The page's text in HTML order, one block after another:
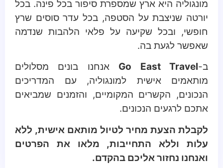
מונגוליה היא ארץ שמספרת סיפור בכל פינה. בכל
יורטה שניצבת על הסטפה, בכל עדר סוסים שרץ
חופשי, ובכל שקיעה על פלאי הלהבות שנדמה
שאפשר לגעת בה.
ב-Go East Travel אנחנו בונים מסלולים
מותאמים אישית למונגוליה, עם המדריכים
הנכונים, הקשרים המקומיים, והזמנים שמביאים
אתכם לרגעים הנכונים.
לקבלת הצעת מחיר לטיול מותאם אישית, ללא
עלות וללא התחייבות, מלאו את הפרטים
ואנחנו נחזור אליכם בהקדם.